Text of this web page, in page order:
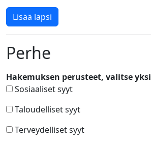
Lisää lapsi
Perhe
Hakemuksen perusteet, valitse
Sosiaaliset syyt
Taloudelliset syyt
Terveydelliset syyt